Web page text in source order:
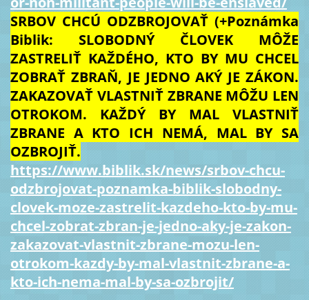
SRBOV CHCÚ ODZBROJOVAŤ (+Poznámka
Biblik: SLOBODNÝ ČLOVEK MÔŽE
ZASTRELIŤ KAŽDÉHO, KTO BY MU CHCEL
ZOBRAŤ ZBRAŇ, JE JEDNO AKÝ JE ZÁKON.
ZAKAZOVAŤ VLASTNIŤ ZBRANE MÔŽU LEN
OTROKOM. KAŽDÝ BY MAL VLASTNIŤ
ZBRANE A KTO ICH NEMÁ, MAL BY SA
OZBROJIŤ.
https://www.biblik.sk/news/srbov-chcu-
odzbrojovat-poznamka-biblik-slobodny-
clovek-moze-zastrelit-kazdeho-kto-by-mu-
chcel-zobrat-zbran-je-jedno-aky-je-zakon-
zakazovat-vlastnit-zbrane-mozu-len-
otrokom-kazdy-by-mal-vlastnit-zbrane-a-
kto-ich-nema-mal-by-sa-ozbrojit/